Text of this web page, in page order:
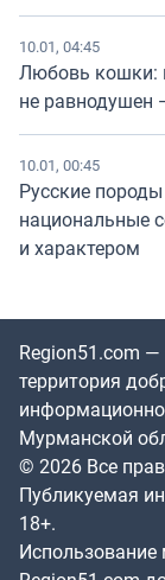
10.01, 04:45
Любовь кошки:
не равнодушен
10.01, 00:45
Русские
национальные
и характером
Region51.com —
территория
Мурманской
© 2026 Все
Публикуемая
18+.